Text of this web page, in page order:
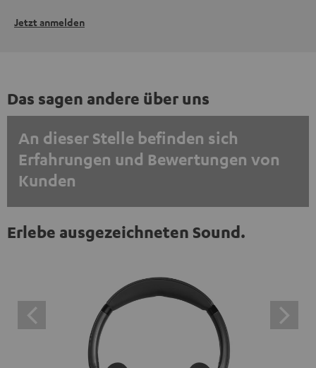
Jetzt anmelden
Das sagen andere über uns
An dieser Stelle befinden sich
Erfahrungen und Bewertungen von
Kunden
EINMALIG ZUSTIMMEN UND ANZEIGEN
Trustpilot‑Bewertungen sind externe Inhalte. Der
externe Inhalt kann hier mit nur einem Klick angezeigt
werden. Mit dem Anklicken des Inhalts wird zugestimmt,
dass externe Inhalte angezeigt werden. Dabei können
personenbezogene Daten an Drittplattformen
Erlebe ausgezeichneten Sound.